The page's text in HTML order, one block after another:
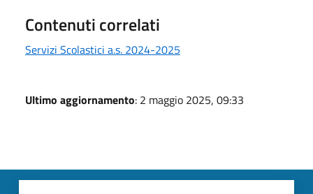
Contenuti correlati
Servizi Scolastici a.s. 2024-2025
Ultimo aggiornamento: 2 maggio 2025, 09:33